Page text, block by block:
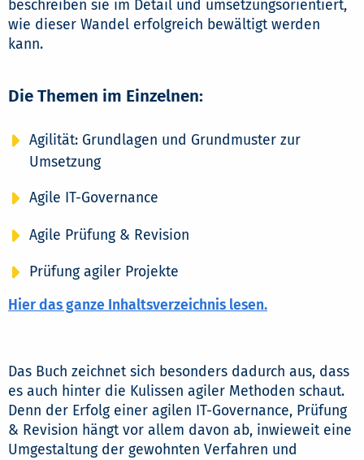
beschreiben sie im Detail und umsetzungsorientiert,
wie dieser Wandel erfolgreich bewältigt werden
kann.
Die Themen im Einzelnen:
Agilität: Grundlagen und Grundmuster zur
Umsetzung
Agile IT-Governance
Agile Prüfung & Revision
Prüfung agiler Projekte
Hier das ganze Inhaltsverzeichnis lesen.
Das Buch zeichnet sich besonders dadurch aus, dass
es auch hinter die Kulissen agiler Methoden schaut.
Denn der Erfolg einer agilen IT-Governance, Prüfung
& Revision hängt vor allem davon ab, inwieweit eine
Umgestaltung der gewohnten Verfahren und